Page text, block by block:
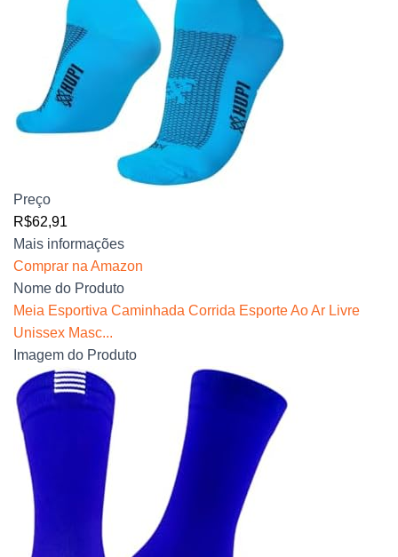
Preço
R$62,91
Mais informações
Comprar na Amazon
Nome do Produto
Meia Esportiva Caminhada Corrida Esporte Ao Ar Livre
Unissex Masc...
Imagem do Produto